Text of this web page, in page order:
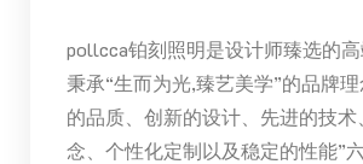
pollcca铂刻照明是设计师臻选的
秉承“生而为光,臻艺美学”的品牌
的品质、创新的设计、先进的技
念、个性化定制以及稳定的性能”